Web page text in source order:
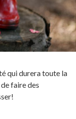
qui durera toute la
faire des